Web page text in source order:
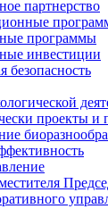
партнерство
программы
инвестиции
проекты и